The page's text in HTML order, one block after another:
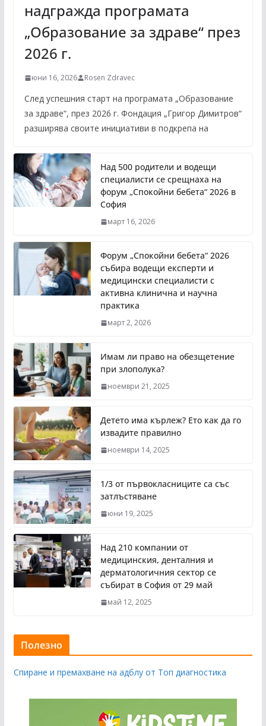
надгражда програмата
„Образование за здраве“ през
2026 г.
юни 16, 2026 Rosen Zdravec
След успешния старт на програмата „Образование
за здраве“, през 2026 г. Фондация „Григор Димитров“
разширява своите инициативи в подкрепа на
Над 500 родители и водещи
специалисти се срещнаха на
форум „Спокойни бебета“ 2026 в
София
март 16, 2026
Форум „Спокойни бебета“ 2026
събира водещи експерти и
медицински специалисти с
активна клинична и научна
практика
март 2, 2026
Имам ли право на обезщетение
при злополука?
ноември 21, 2025
Детето има кърлеж? Ето как да го
извадите правилно
ноември 14, 2025
1/3 от първокласниците са със
затлъстяване
юни 19, 2025
Над 210 компании от
медицинския, денталния и
дерматологичния сектор се
събират в София от 29 май
май 12, 2025
Полезно
Спиране и премахване на адблу от Топ диагностика